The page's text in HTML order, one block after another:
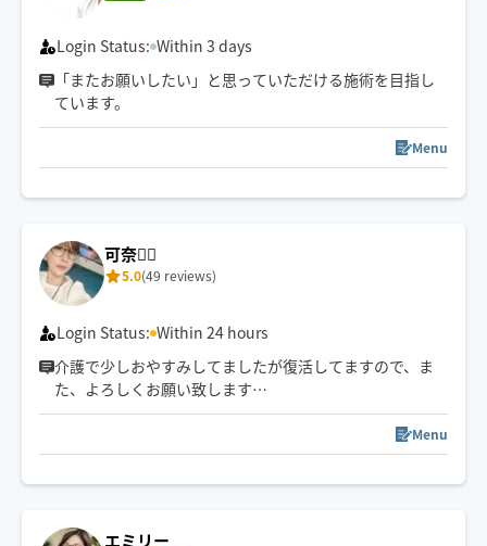
Login Status: Within 3 days
「またお願いしたい」と思っていただける施術を目指し
ています。
Menu
可奈🙋‍♀️
5.0(49 reviews)
Login Status: Within 24 hours
介護で少しおやすみしてましたが復活してますので、ま
た、よろしくお願い致します
🤚✨🥰気✨血✨水の流れをスムーズに✨お一人お一人に合
わせたリンパトリートメント、ほぐしを日々の疲れを流
します
Menu
エミリー